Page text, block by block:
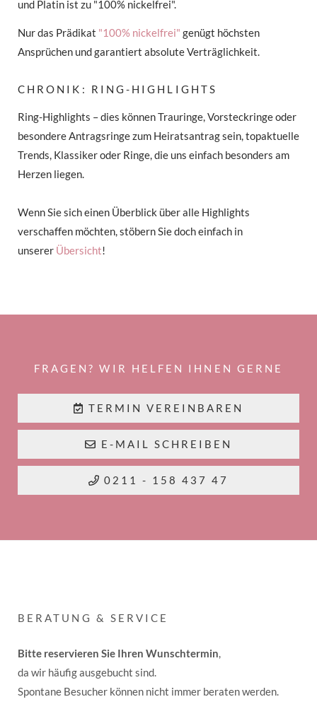
und Platin ist zu "100% nickelfrei".
Nur das Prädikat "100% nickelfrei" genügt höchsten
Ansprüchen und garantiert absolute Verträglichkeit.
CHRONIK: RING-HIGHLIGHTS
Ring-Highlights – dies können Trauringe, Vorsteckringe oder
besondere Antragsringe zum Heiratsantrag sein, topaktuelle
Trends, Klassiker oder Ringe, die uns einfach besonders am
Herzen liegen.
Wenn Sie sich einen Überblick über alle Highlights
verschaffen möchten, stöbern Sie doch einfach in
unserer Übersicht!
FRAGEN? WIR HELFEN IHNEN GERNE
TERMIN VEREINBAREN
E-MAIL SCHREIBEN
0211 - 158 437 47
BERATUNG & SERVICE
Bitte reservieren Sie Ihren Wunschtermin
da wir häufig ausgebucht sind.
Spontane Besucher können nicht immer beraten werden.